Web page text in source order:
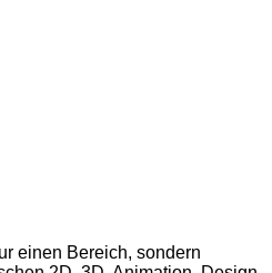
einen Bereich, sondern